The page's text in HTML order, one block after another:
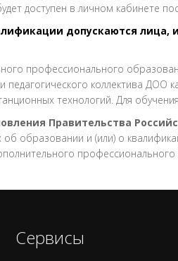
доступен в личном кабинете
допускаются
профессионального
коллектива
технологий. Для
Правительства
образовании и (или) о
Сервисы